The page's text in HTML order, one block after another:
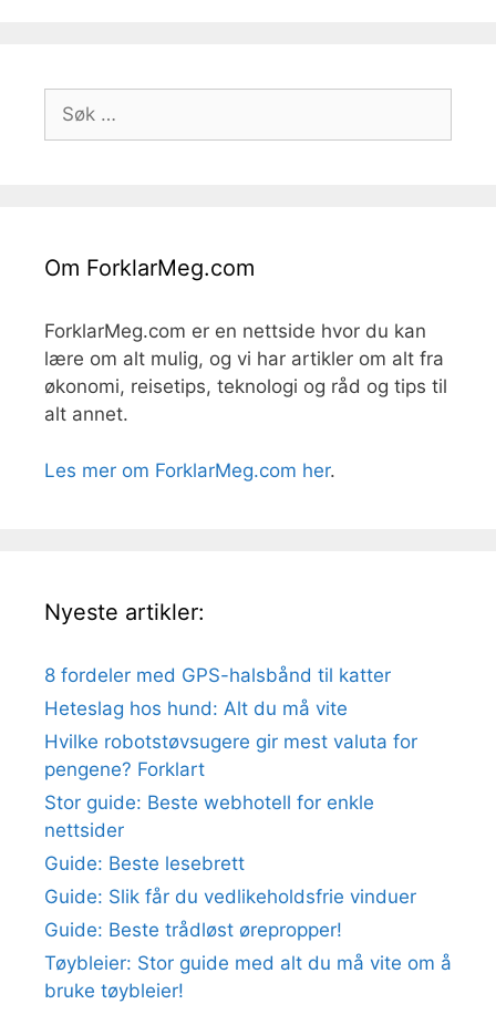
Søk
etter:
Om ForklarMeg.com
ForklarMeg.com er en nettside hvor du kan
lære om alt mulig, og vi har artikler om alt fra
økonomi, reisetips, teknologi og råd og tips til
alt annet.
Les mer om ForklarMeg.com her.
Nyeste artikler:
8 fordeler med GPS-halsbånd til katter
Heteslag hos hund: Alt du må vite
Hvilke robotstøvsugere gir mest valuta for
pengene? Forklart
Stor guide: Beste webhotell for enkle
nettsider
Guide: Beste lesebrett
Guide: Slik får du vedlikeholdsfrie vinduer
Guide: Beste trådløst ørepropper!
Tøybleier: Stor guide med alt du må vite om å
bruke tøybleier!